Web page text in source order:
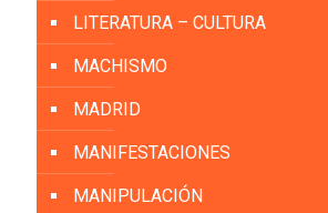
LITERATURA – CULTURA
MACHISMO
MADRID
MANIFESTACIONES
MANIPULACIÓN